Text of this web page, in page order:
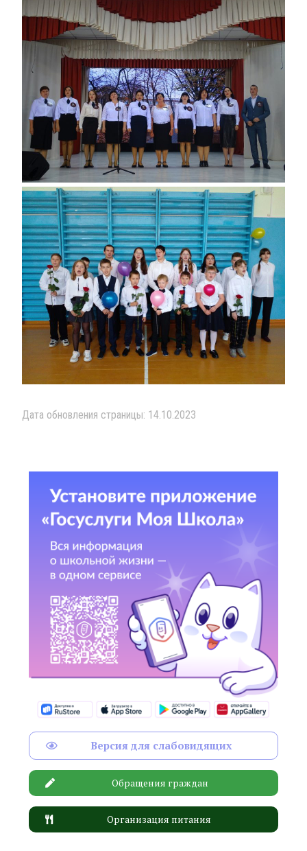
Дата обновления страницы: 14.10.2023
Версия для слабовидящих
Обращения граждан
Организация питания